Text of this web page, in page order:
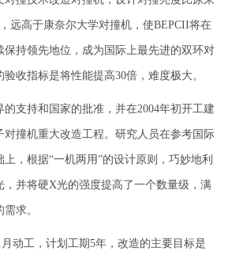
远高于康奈尔大学对撞机，使BEPCII将在
保持领先地位，成为国际上最先进的双环对
收指标是将性能提高30倍，难度极大。
支持和国家的批准，并在2004年初开工建
对撞机重大改造工程。研究人员在参考国际
，根据“一机两用”的设计原则，巧妙地利
，并将硬X光的强度提高了一个数量级，满
求。
动工，计划工期5年，改造的主要目标是